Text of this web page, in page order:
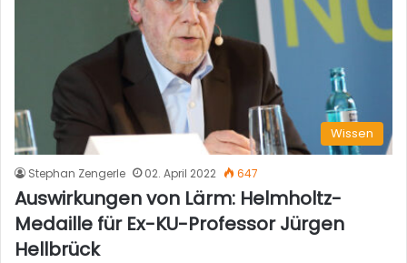
Wissen
Stephan Zengerle 02. April 2022 647
Auswirkungen von Lärm: Helmholtz-
Medaille für Ex-KU-Professor Jürgen
Hellbrück